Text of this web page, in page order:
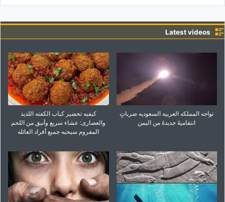
Latest videos
تواجه المملکه العربیه السعودیه ضرباتٍ
انتقامیهً جدیدهً من الیمن
کیفیه تحضیر کباب الکفته اللذیذ
والعصاری: عشاء سریع وأنیق من اللحم
المفروم سیحبه جمیع أفراد العائله